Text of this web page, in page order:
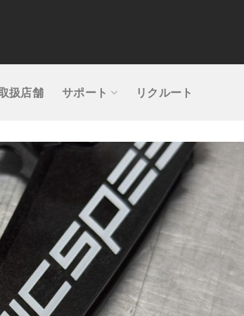
扱店舗 サポート リクルート